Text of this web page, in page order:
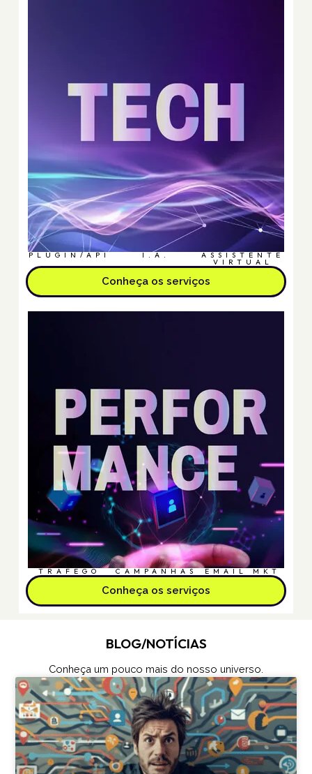
PLUGIN/API I.A. ASSISTENTE
VIRTUAL
Conheça os serviços
TRÁFEGO CAMPANHAS EMAIL MKT
Conheça os serviços
BLOG/NOTÍCIAS
Conheça um pouco mais do nosso universo.